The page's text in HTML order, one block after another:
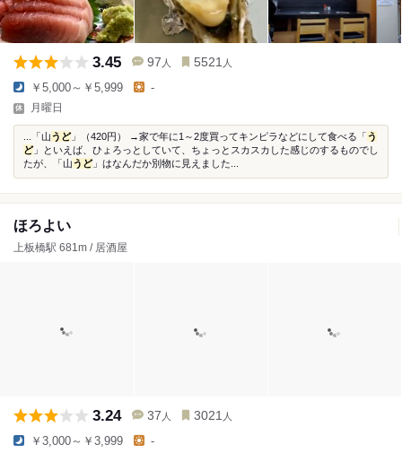
3.45 97 人 5521 人
￥5,000～￥5,999 -
月曜日
...「山うど」（420円） →家で年に1～2度買ってキンピラなどにして食べる「 う
ど」といえば、ひょろっとしていて、ちょっとスカスカした感じのするものでし
たが、「山うど」はなんだか別物に見えました...
ほろよい
上板橋駅 681m / 居酒屋
3.24 37 人 3021 人
￥3,000～￥3,999 -